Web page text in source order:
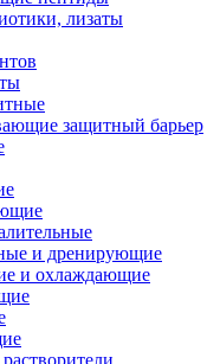
лизаты
защитный барьер
и дренирующие
и охлаждающие